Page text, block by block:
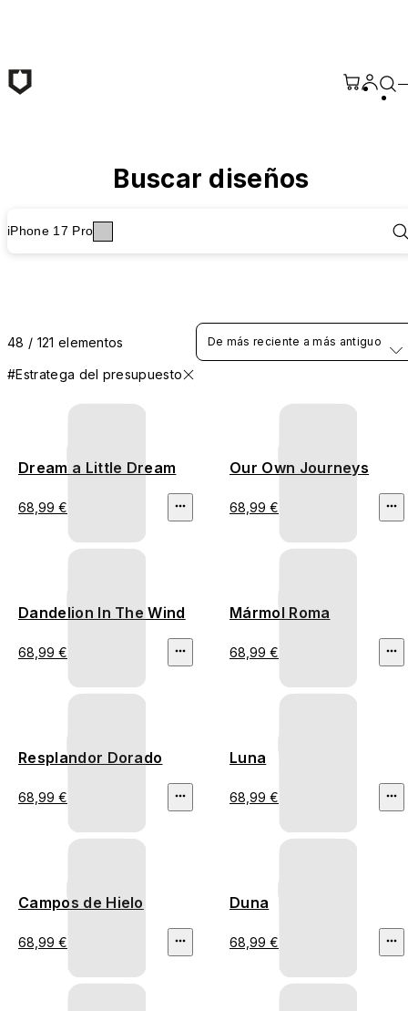
Buscar diseños
iPhone 17 Pro
48 / 121 elementos
#Estratega del presupuesto
De más reciente a más antiguo
Dream a Little Dream
68,99 €
Our Own Journeys
68,99 €
Dandelion In The Wind
68,99 €
Mármol Roma
68,99 €
Resplandor Dorado
68,99 €
Luna
68,99 €
Campos de Hielo
68,99 €
Duna
68,99 €